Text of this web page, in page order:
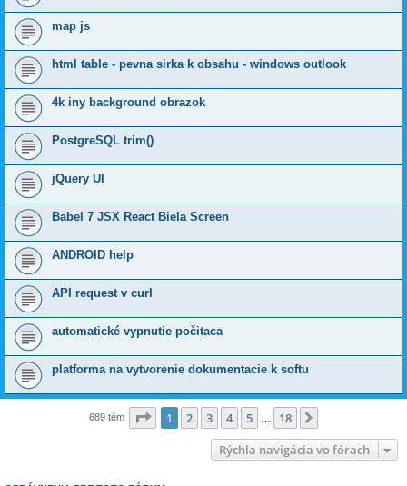
map js
html table - pevna sirka k obsahu - windows outlook
4k iny background obrazok
PostgreSQL trim()
jQuery UI
Babel 7 JSX React Biela Screen
ANDROID help
API request v curl
automatické vypnutie počitaca
platforma na vytvorenie dokumentacie k softu
689 tém Strana z18
1 2 3 4 5 18
Rýchla navigácia vo fórach